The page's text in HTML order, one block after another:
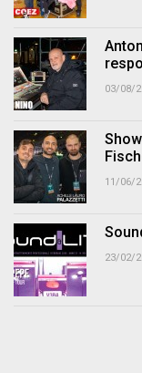
03/08/
11/06/
23/02/